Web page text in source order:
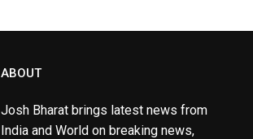
ABOUT
Josh Bharat brings latest news from
India and World on breaking news,